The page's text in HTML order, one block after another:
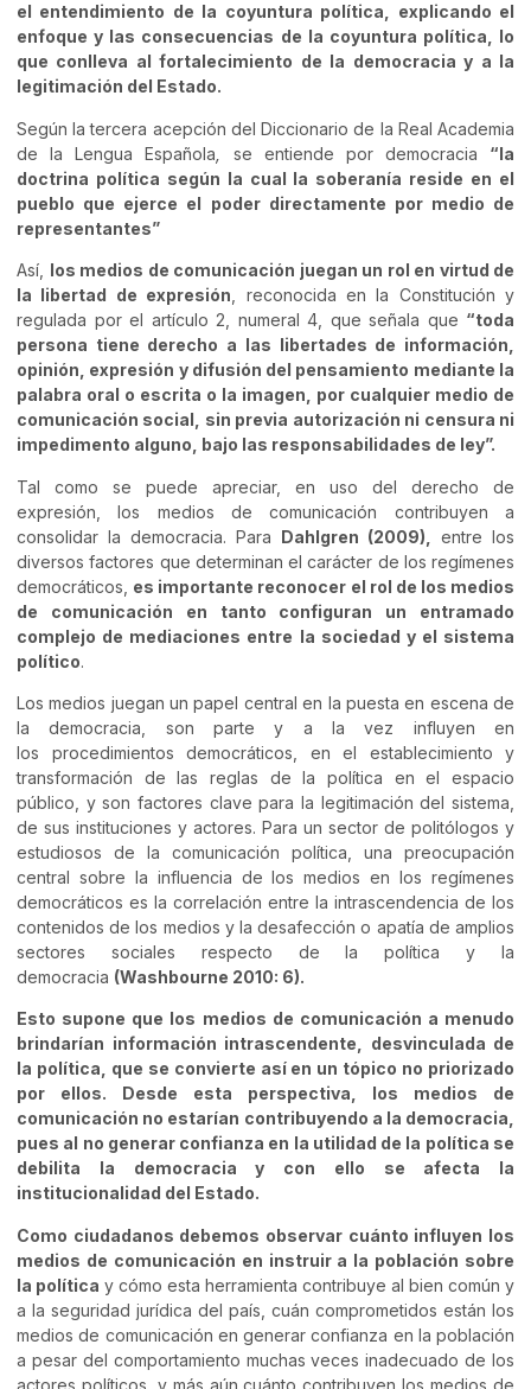
el entendimiento de la coyuntura política, explicando el
enfoque y las consecuencias de la coyuntura política, lo
que conlleva al fortalecimiento de la democracia y a la
legitimación del Estado.
Según la tercera acepción del Diccionario de la Real Academia
de la Lengua Española
se entiende por democracia “la
doctrina política según la cual la soberanía reside en el
pueblo que ejerce el poder directamente por medio de
representantes”
Así, los medios de comunicación juegan un rol en virtud de
la libertad de expresión , reconocida en la Constitución y
regulada por el artículo 2, numeral 4, que señala que “toda
persona tiene derecho a las libertades de información,
opinión, expresión y difusión del pensamiento mediante la
palabra oral o escrita o la imagen, por cualquier medio de
comunicación social, sin previa autorización ni censura ni
impedimento alguno, bajo las responsabilidades de ley”.
Tal como se puede apreciar, en uso del derecho de
expresión, los medios de comunicación contribuyen a
consolidar la democracia. Para Dahlgren (2009),
entre los
diversos factores que determinan el carácter de los regímenes
democráticos, es importante reconocer el rol de los medios
de comunicación en tanto configuran un entramado
complejo de mediaciones entre la sociedad y el sistema
político.
Los medios juegan un papel central en la puesta en escena de
la democracia, son parte y a la vez influyen en
los procedimientos democráticos, en el establecimiento y
transformación de las reglas de la política en el espacio
público, y son factores clave para la legitimación del sistema,
de sus instituciones y actores. Para un sector de politólogos y
estudiosos de la comunicación política, una preocupación
central sobre la influencia de los medios en los regímenes
democráticos es la correlación entre la intrascendencia de los
contenidos de los medios y la desafección o apatía de amplios
sectores sociales respecto de la política y la
democracia (Washbourne 2010: 6).
Esto supone que los medios de comunicación a menudo
brindarían información intrascendente, desvinculada de
la política, que se convierte así en un tópico no priorizado
por ellos. Desde esta perspectiva, los medios de
comunicación no estarían contribuyendo a la democracia,
pues al no generar confianza en la utilidad de la política se
debilita la democracia y con ello se afecta la
institucionalidad del Estado.
Como ciudadanos debemos observar cuánto influyen los
medios de comunicación en instruir a la población sobre
la política y cómo esta herramienta contribuye al bien común y
a la seguridad jurídica del país, cuán comprometidos están los
medios de comunicación en generar confianza en la población
a pesar del comportamiento muchas veces inadecuado de los
actores políticos, y más aún cuánto contribuyen los medios de